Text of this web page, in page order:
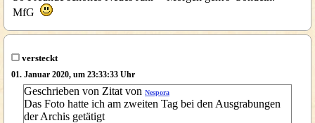
MfG
versteckt
01. Januar 2020, um 23:33:33 Uhr
Geschrieben von Zitat von Nespora
Das Foto hatte ich am zweiten Tag bei den Ausgrabungen
der Archis getätigt